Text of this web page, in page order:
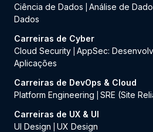
Ciência de Dados
Análise de
Dados
Carreiras de Cyber
Cloud Security AppSec:
Aplicações
Carreiras de DevOps & Cloud
Platform Engineering
SRE (Site
Carreiras de UX & UI
UI Design
UX Design